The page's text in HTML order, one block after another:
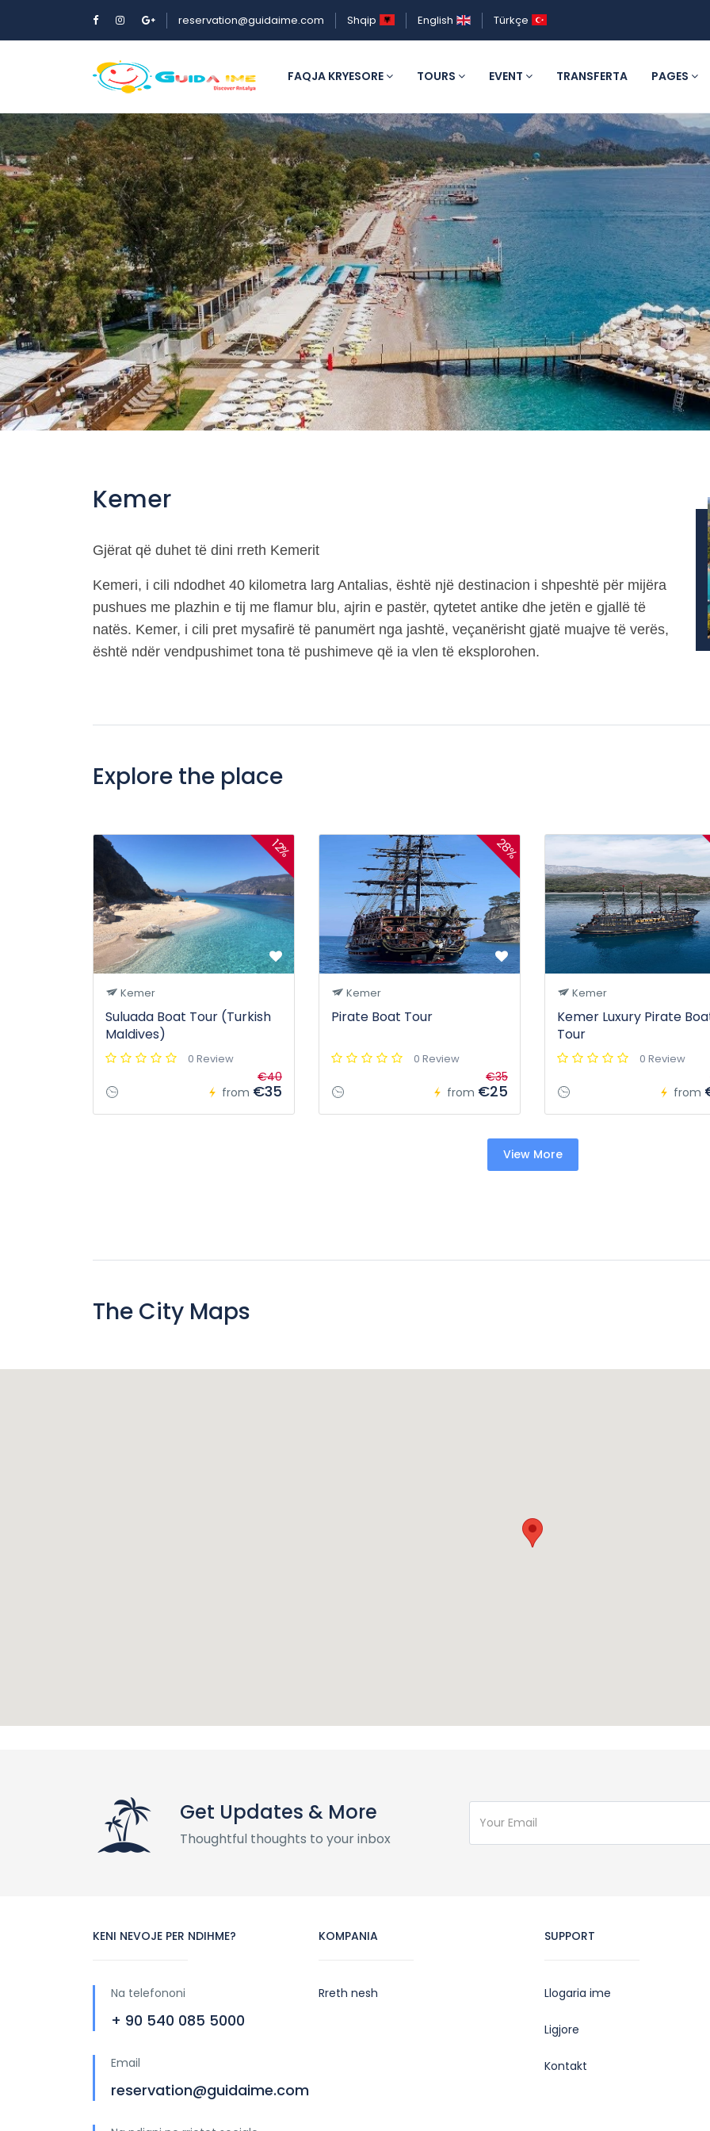
reservation@guidaime.com Shqip English Türkçe
FAQJA KRYESORE TOURS EVENT TRANSFERTA PAGES
Kemer
Gjërat që duhet të dini rreth Kemerit
Kemeri, i cili ndodhet 40 kilometra larg Antalias, është një destinacion i shpeshtë për mijëra
pushues me plazhin e tij me flamur blu, ajrin e pastër, qytetet antike dhe jetën e gjallë të
natës. Kemer, i cili pret mysafirë të panumërt nga jashtë, veçanërisht gjatë muajve të verës,
është ndër vendpushimet tona të pushimeve që ia vlen të eksplorohen.
Explore the place
12%
Kemer
Suluada Boat Tour (Turkish
Maldives)
0 Review
from
€40
€35
28%
Kemer
Pirate Boat Tour
0 Review
from
€35
€25
Kemer
Kemer Luxury Pirate
Tour
0 Review
from
View More
The City Maps
Get Updates & More
Thoughtful thoughts to your inbox
KENI NEVOJE PER NDIHME?
Na telefononi
+ 90 540 085 5000
Email
reservation@guidaime.com
KOMPANIA
Rreth nesh
SUPPORT
Llogaria ime
Ligjore
Kontakt